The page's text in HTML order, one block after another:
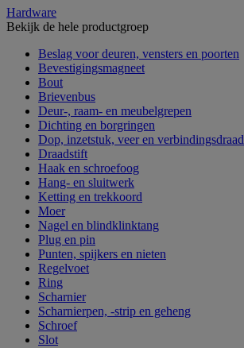
Hardware
Bekijk de hele productgroep
Beslag voor deuren, vensters en poorten
Bevestigingsmagneet
Bout
Brievenbus
Deur-, raam- en meubelgrepen
Dichting en borgringen
Dop, inzetstuk, veer en verbindingsdraad
Draadstift
Haak en schroefoog
Hang- en sluitwerk
Ketting en trekkoord
Moer
Nagel en blindklinktang
Plug en pin
Punten, spijkers en nieten
Regelvoet
Ring
Scharnier
Scharnierpen, -strip en geheng
Schroef
Slot